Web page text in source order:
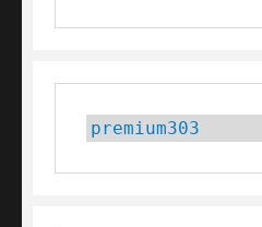
premium303